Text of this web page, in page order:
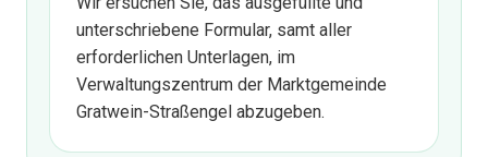
unterschriebene Formular, samt aller
erforderlichen Unterlagen, im
Verwaltungszentrum der Marktgemeinde
Gratwein-Straßengel abzugeben.